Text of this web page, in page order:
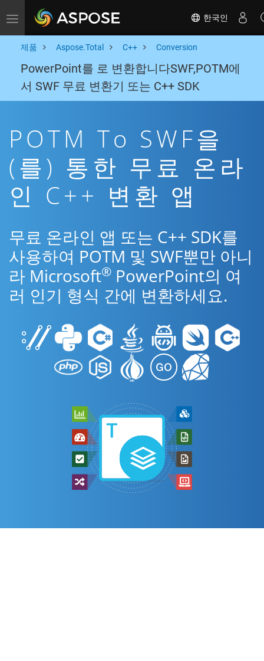
Toggle navigation 한국인
제품 Aspose.Total C++ Conversion
PowerPoint를 로 변환합니다SWF,POTM에
서 SWF 무료 변환기 또는 C++ SDK
POTM To SWF을
(를) 통한 무료 온라
인 C++ 변환 앱
무료 온라인 앱 또는 C++ SDK를
사용하여 POTM 및 SWF뿐만 아니
라 Microsoft® PowerPoint의 여
러 인기 형식 간에 변환하세요.